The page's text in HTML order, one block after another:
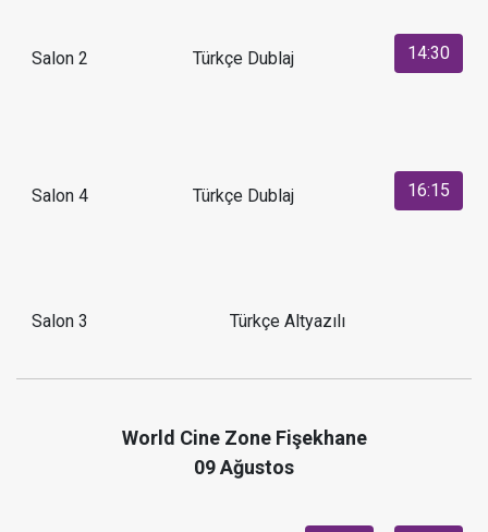
Salon 2 Türkçe Dublaj 14:30
Salon 4 Türkçe Dublaj 16:15
Salon 3 Türkçe Altyazılı
World Cine Zone Fişekhane
09 Ağustos